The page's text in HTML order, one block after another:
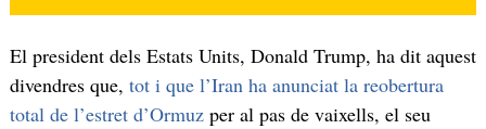
El president dels Estats Units, Donald Trump, ha dit aquest
divendres que, tot i que l’Iran ha anunciat la reobertura
total de l’estret d’Ormuzper al pas de vaixells, el seu